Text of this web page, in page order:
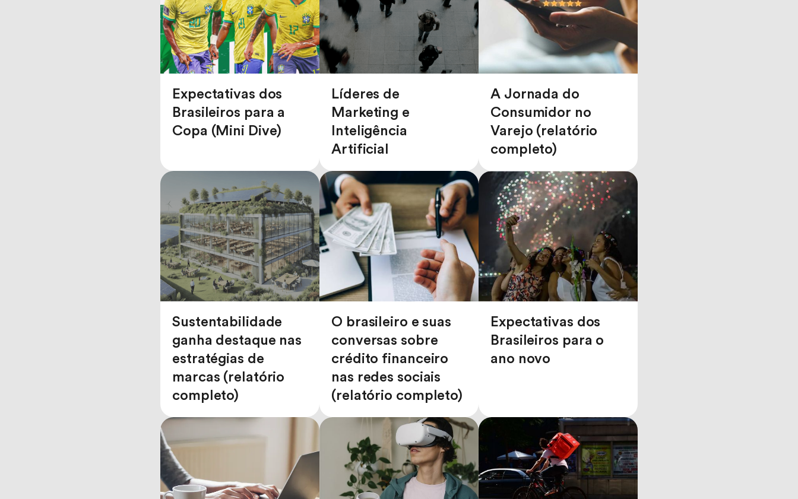
Expectativas dos
Brasileiros para a
Copa (Mini Dive)
Líderes de
Marketing e
Inteligência
Artificial
A Jornada do
Consumidor no
Varejo (relatório
completo)
Sustentabilidade
ganha destaque nas
estratégias de
marcas (relatório
completo)
O brasileiro e suas
conversas sobre
crédito financeiro
nas redes sociais
(relatório completo)
Expectativas dos
Brasileiros para o
ano novo